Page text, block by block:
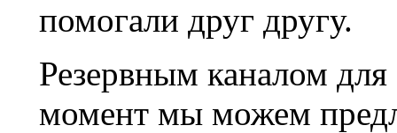
помогали друг другу.
Резервным каналом
момент мы можем